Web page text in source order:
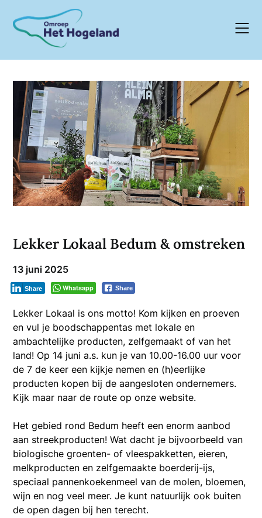
content
Lekker Lokaal Bedum & omstreken
13 juni 2025
Whatsapp Share
Share
Lekker Lokaal is ons motto! Kom kijken en proeven
en vul je boodschappentas met lokale en
ambachtelijke producten, zelfgemaakt of van het
land! Op 14 juni a.s. kun je van 10.00-16.00 uur voor
de 7 de keer een kijkje nemen en (h)eerlijke
producten kopen bij de aangesloten ondernemers.
Kijk maar naar de route op onze website.
Het gebied rond Bedum heeft een enorm aanbod
aan streekproducten! Wat dacht je bijvoorbeeld van
biologische groenten- of vleespakketten, eieren,
melkproducten en zelfgemaakte boerderij-ijs,
speciaal pannenkoekenmeel van de molen, bloemen,
wijn en nog veel meer. Je kunt natuurlijk ook buiten
de open dagen bij hen terecht.